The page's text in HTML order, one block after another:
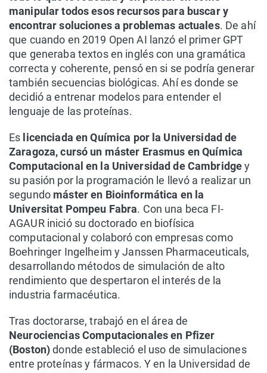
manipular todos esos recursos para buscar y
encontrar soluciones a problemas actuales. De ahí
que cuando en 2019 Open AI lanzó el primer GPT
que generaba textos en inglés con una gramática
correcta y coherente, pensó en si se podría generar
también secuencias biológicas. Ahí es donde se
decidió a entrenar modelos para entender el
lenguaje de las proteínas.
Es licenciada en Química por la Universidad de
Zaragoza, cursó un máster Erasmus en Química
Computacional en la Universidad de Cambridgey
su pasión por la programación le llevó a realizar un
segundo máster en Bioinformática en la
Universitat Pompeu Fabra. Con una beca FI-
AGAUR inició su doctorado en biofísica
computacional y colaboró con empresas como
Boehringer Ingelheim y Janssen Pharmaceuticals,
desarrollando métodos de simulación de alto
rendimiento que despertaron el interés de la
industria farmacéutica.
Tras doctorarse, trabajó en el área de
Neurociencias Computacionales en Pfizer
(Boston)donde estableció el uso de simulaciones
entre proteínas y fármacos. Y en la Universidad de